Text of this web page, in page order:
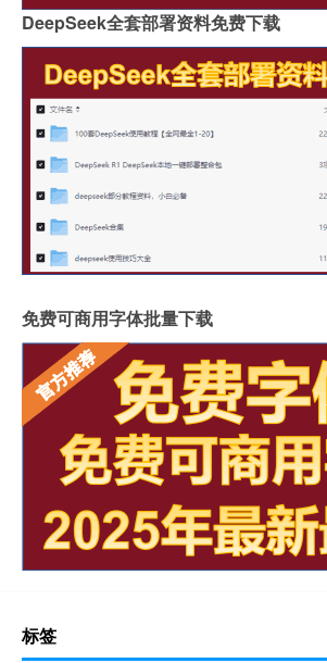
DeepSeek全套部署资料免费下载
免费可商用字体批量下载
标签